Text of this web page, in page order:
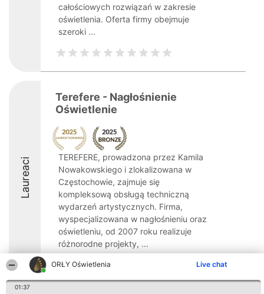
ORŁY Oświetlenia Live chat
01:37
całościowych rozwiązań w zakresie
oświetlenia. Oferta firmy obejmuje
szeroki ...
Laureaci
Terefere - Nagłośnienie
Oświetlenie
TEREFERE, prowadzona przez Kamila
Nowakowskiego i zlokalizowana w
Częstochowie, zajmuje się
kompleksową obsługą techniczną
wydarzeń artystycznych. Firma,
wyspecjalizowana w nagłośnieniu oraz
oświetleniu, od 2007 roku realizuje
różnorodne projekty, ...